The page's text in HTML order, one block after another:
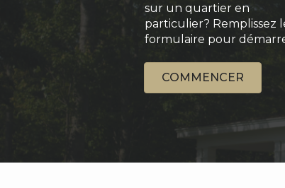
sur un quartier en
particulier? Remplissez
formulaire pour
COMMENCER